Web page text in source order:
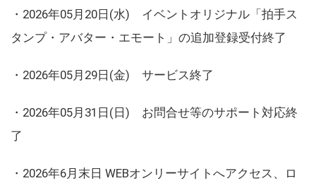
・2026年05月20日(水) イベントオリジナル「拍手ス
タンプ・アバター・エモート」の追加登録受付終了
・2026年05月29日(金) サービス終了
・2026年05月31日(日) お問合せ等のサポート対応終
了
・2026年6月末日 WEBオンリーサイトへアクセス、ロ